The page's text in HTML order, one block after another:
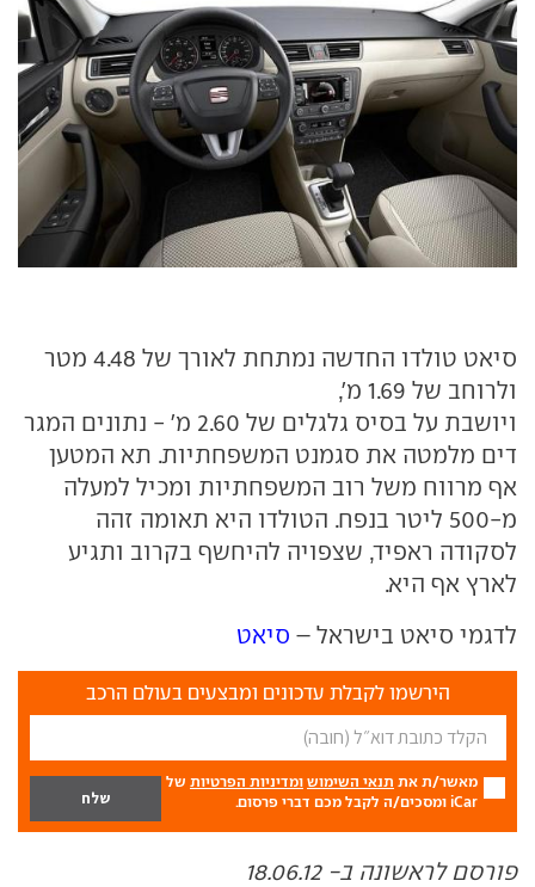
סיאט טולדו החדשה נמתחת לאורך של 4.48 מטר
ולרוחב של 1.69 מ',
ויושבת על בסיס גלגלים של 2.60 מ' - נתונים המגר
דים מלמטה את סגמנט המשפחתיות. תא המטען
אף מרווח משל רוב המשפחתיות ומכיל למעלה
מ-500 ליטר בנפח. הטולדו היא תאומה זהה
לסקודה ראפיד, שצפויה להיחשף בקרוב ותגיע
לארץ אף היא.
לדגמי סיאט בישראל – סיאט
הירשמו לקבלת עדכונים ומבצעים בעולם הרכב
מאשר/ת את תנאי השימוש ומדיניות הפרטיות של
iCar ומסכים/ה לקבל מכם דברי פרסום.
פורסם לראשונה ב- 18.06.12